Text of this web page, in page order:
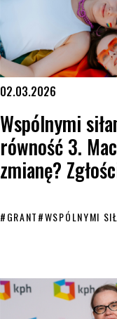
02.03.2026
Wspólnymi
równość 3.
zmianę?
#GRANT#WSPÓLNYMI